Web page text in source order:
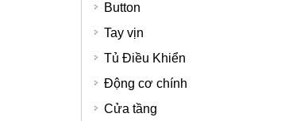
Ngân hàng SHB
Button
Tay vịn
Tủ Điều Khiển
Động cơ chính
Cửa tầng